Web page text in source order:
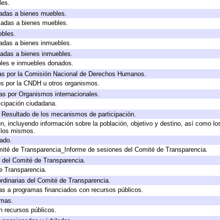
a bienes muebles.
a bienes muebles.
a bienes inmuebles.
a bienes inmuebles.
e inmuebles donados.
por la Comisión Nacional de Derechos Humanos.
por la CNDH u otros organismos.
por Organismos internacionales.
ciudadana.
de los mecanismos de participación.
incluyendo información sobre la población, objetivo y destino, así como
mismos.
de Transparencia_Informe de sesiones del Comité de Transparencia.
Comité de Transparencia.
Transparencia.
del Comité de Transparencia.
a programas financiados con recursos públicos.
recursos públicos.